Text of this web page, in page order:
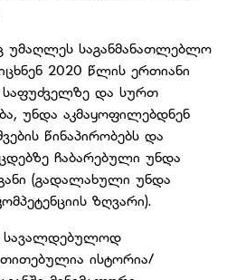
უმაღლეს საგანმანათლებლო
2020 წლის ერთიანი
და სურთ
უნდა აკმაყოფილებდნენ
წინაპირობებს და
ჩაბარებული უნდა
(გადალახული უნდა
ზღვარი).
სავალდებულოდ
ისტორია/